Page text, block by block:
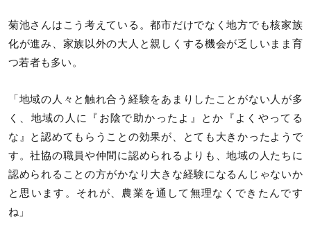
菊池さんはこう考えている。都市だけでなく地方でも核家族
化が進み、家族以外の大人と親しくする機会が乏しいまま育
つ若者も多い。
「地域の人々と触れ合う経験をあまりしたことがない人が多
く、地域の人に『お陰で助かったよ』とか『よくやってる
な』と認めてもらうことの効果が、とても大きかったようで
す。社協の職員や仲間に認められるよりも、地域の人たちに
認められることの方がかなり大きな経験になるんじゃないか
と思います。それが、農業を通して無理なくできたんです
ね」